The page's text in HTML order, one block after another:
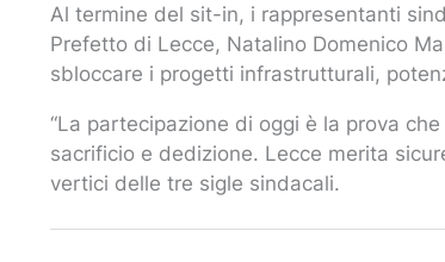
Al termine del sit-in, i rappresentanti
Prefetto di Lecce, Natalino Domenico
sbloccare i progetti infrastrutturali,
“La partecipazione di oggi è la prova
sacrificio e dedizione. Lecce merita
vertici delle tre sigle sindacali.